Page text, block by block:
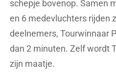
schepje bovenop. Samen
en 6 medevluchters rijden
deelnemers, Tourwinnaar
dan 2 minuten. Zelf wordt
zijn maatje.